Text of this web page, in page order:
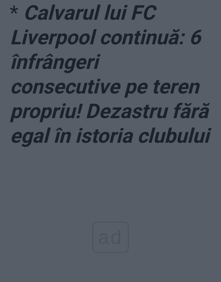
* Calvarul lui FC
Liverpool continuă: 6
înfrângeri
consecutive pe teren
propriu! Dezastru fără
egal în istoria clubului